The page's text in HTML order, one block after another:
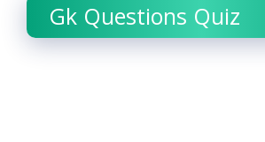
Gk Questions Quiz